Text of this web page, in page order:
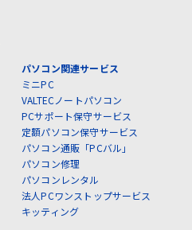
パソコン関連サービス
ミニPC
VALTECノートパソコン
PCサポート保守サービス
定額パソコン保守サービス
パソコン通販「PCバル」
パソコン修理
パソコンレンタル
法人PCワンストップサービス
キッティング